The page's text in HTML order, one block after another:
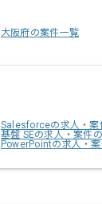
大阪府の案件一覧
Salesforceの求人・案
基盤 SEの求人・案件
PowerPointの求人・